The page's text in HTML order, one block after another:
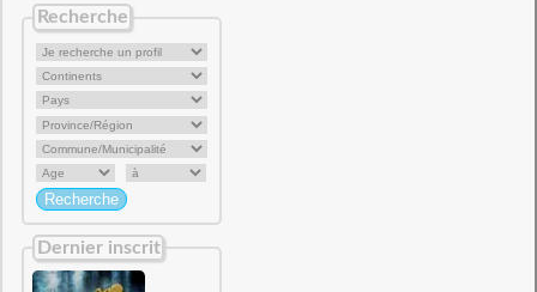
Recherche
Dernier inscrit